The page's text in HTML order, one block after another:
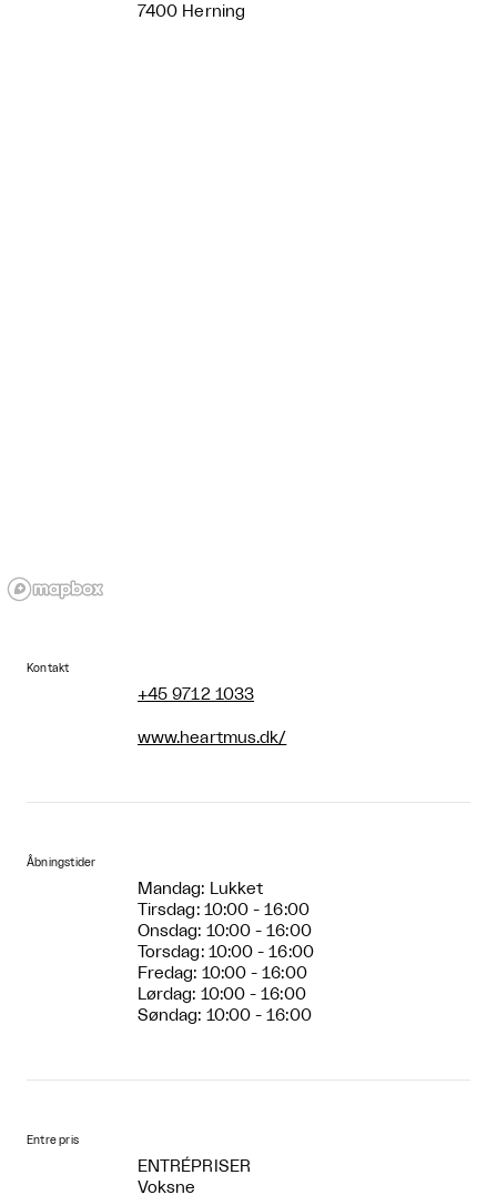
7400 Herning
Kontakt
+45 9712 1033
www.heartmus.dk/
Åbningstider
Mandag: Lukket
Tirsdag: 10:00 - 16:00
Onsdag: 10:00 - 16:00
Torsdag: 10:00 - 16:00
Fredag: 10:00 - 16:00
Lørdag: 10:00 - 16:00
Søndag: 10:00 - 16:00
Entre pris
ENTRÉPRISER
Voksne